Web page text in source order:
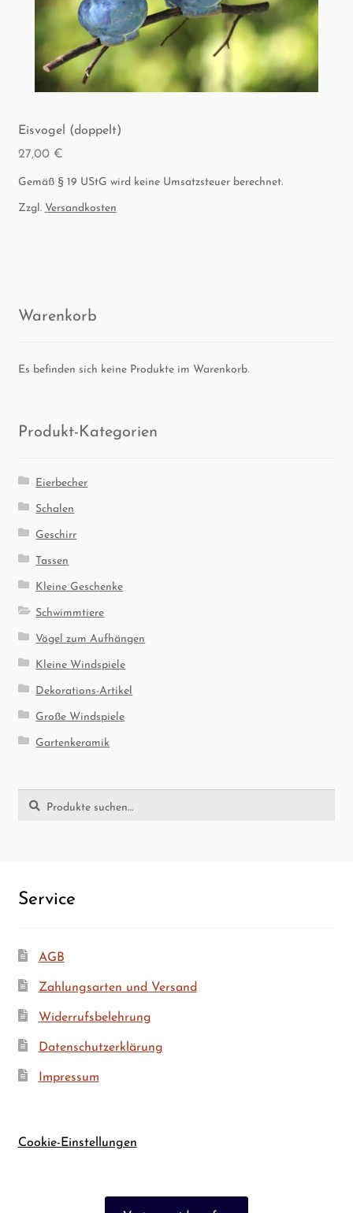
Eis­vo­gel (dop­pelt)
27,00 €
Gemäß § 19 UStG wird keine Umsatzsteuer berechnet.
Zzgl. Versandkosten
Waren­korb
Es befinden sich keine Produkte im Warenkorb.
Pro­dukt-Kate­go­rien
Eierbecher
Schalen
Geschirr
Tassen
Kleine Geschenke
Schwimmtiere
Vögel zum Aufhängen
Kleine Windspiele
Dekorations-Artikel
Große Windspiele
Gartenkeramik
Suche
nach:
Suche
Ser­vice
AGB
Zah­lungs­ar­ten und Versand
Wider­rufs­be­leh­rung
Daten­schutz­er­klä­rung
Impres­sum
Cookie-Einstellungen